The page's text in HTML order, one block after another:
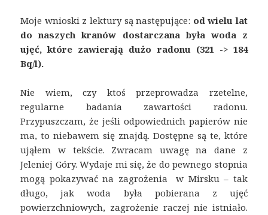
Moje wnioski z lektury są następujące: od wielu lat
do naszych kranów dostarczana była woda z
ujęć, które zawierają dużo radonu (321 -> 184
Bq/l).
Nie wiem, czy ktoś przeprowadza rzetelne,
regularne badania zawartości radonu.
Przypuszczam, że jeśli odpowiednich papierów nie
ma, to niebawem się znajdą. Dostępne są te, które
ująłem w tekście. Zwracam uwagę na dane z
Jeleniej Góry. Wydaje mi się, że do pewnego stopnia
mogą pokazywać na zagrożenia w Mirsku – tak
długo, jak woda była pobierana z ujęć
powierzchniowych, zagrożenie raczej nie istniało.